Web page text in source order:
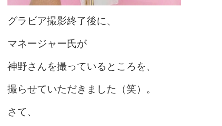
グラビア撮影終了後に、
マネージャー氏が
神野さんを撮っているところを、
撮らせていただきました（笑）。
さて、